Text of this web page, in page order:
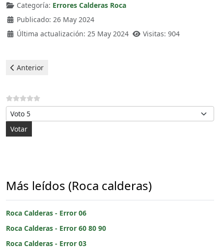
Categoría: Errores Calderas Roca
Publicado: 26 May 2024
Última actualización: 25 May 2024
Visitas: 904
Artículo anterior: Roca Calderas - Error 03
Anterior
Por favor, vote
Más leídos (Roca calderas)
Roca Calderas - Error 06
Roca Calderas - Error 60 80 90
Roca Calderas - Error 03